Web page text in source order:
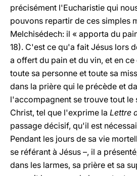
précisément l'Eucharistie qui
pouvons repartir de ces simples
Melchisédech: il « apporta du
18). C'est ce qu'a fait Jésus lors
a offert du pain et du vin, et en
toute sa personne et toute sa
dans la prière qui le précède et
l'accompagnent se trouve tout le
Christ, tel que l'exprime la Lettre
passage décisif, qu'il est
Pendant les jours de sa vie
se référant à Jésus –, il a
dans les larmes, sa prière et sa